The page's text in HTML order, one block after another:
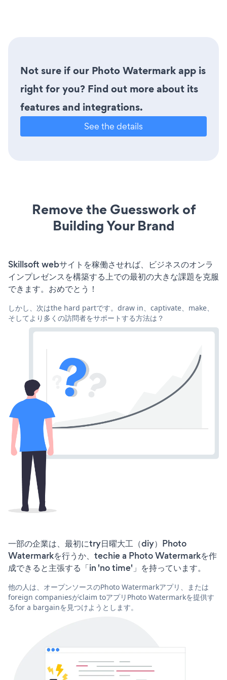
Not sure if our Photo Watermark app is
right for you? Find out more about its
features and integrations.
See the details
Remove the Guesswork of
Building Your Brand
Skillsoft webサイトを稼働させれば、ビジネスのオンラ
インプレゼンスを構築する上での最初の大きな課題を克服
できます。おめでとう！
しかし、次はthe hard partです。draw in、captivate、make、
そしてより多くの訪問者をサポートする方法は？
一部の企業は、最初にtry日曜大工（diy）Photo
Watermarkを行うか、techie a Photo Watermarkを作
成できると主張する「in 'no time'」を持っています。
他の人は、オープンソースのPhoto Watermarkアプリ、または
foreign companiesがclaim toアプリPhoto Watermarkを提供す
るfor a bargainを見つけようとします。